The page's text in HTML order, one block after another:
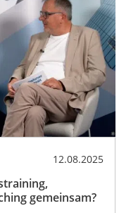
12.08.2025
gemeinsam?